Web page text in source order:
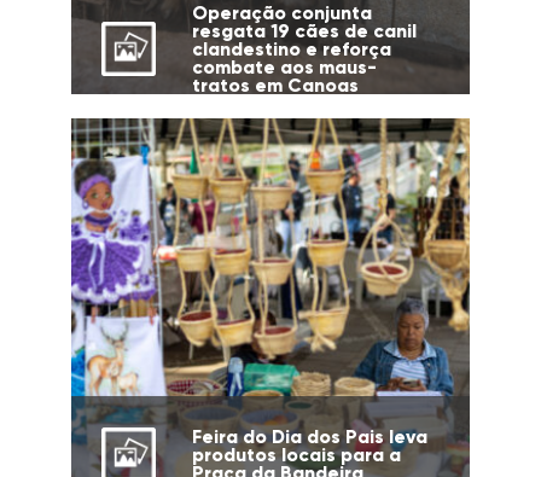
Operação conjunta
resgata 19 cães de canil
clandestino e reforça
combate aos maus-
tratos em Canoas
Feira do Dia dos Pais leva
produtos locais para a